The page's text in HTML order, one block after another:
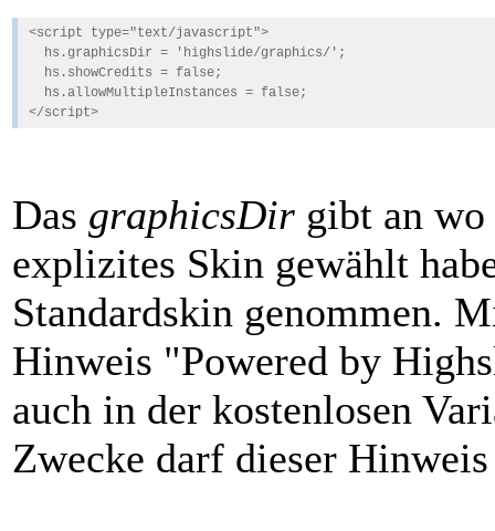
<script type="text/javascript">
hs.graphicsDir = 'highslide/graphics/';
hs.showCredits = false;
hs.allowMultipleInstances = false;
</script>
Das graphicsDir gibt an
explizites Skin gewählt
Standardskin genommen.
Hinweis "Powered by
auch in der kostenlosen
Zwecke darf dieser